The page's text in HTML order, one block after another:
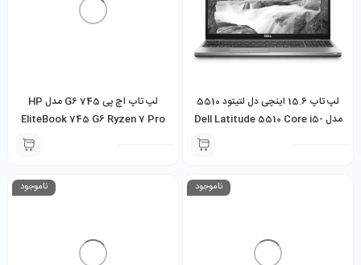
لپ تاپ 15.6 اینچی دل لتیتود 5510
مدل Dell Latitude 5510 Core i5-
10310U 16GB RAM 512GB SSD
لپ تاپ اچ پی 745 G6 مدل HP
EliteBook 745 G6 Ryzen 7 Pro
3700U 8GB / 16GB 256GB SSD
ناموجود ناموجود